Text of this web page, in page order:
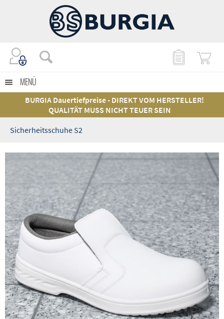
MENÜ
BURGIA Dauertiefpreise - DIREKT VOM HERSTELLER!
QUALITÄT MUSS NICHT TEUER SEIN
Sicherheitsschuhe S2